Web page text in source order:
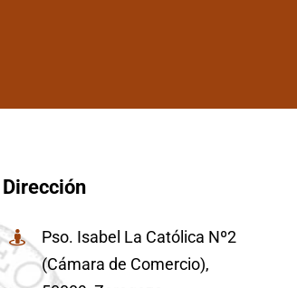
Dirección
Pso. Isabel La Católica Nº2
(Cámara de Comercio),